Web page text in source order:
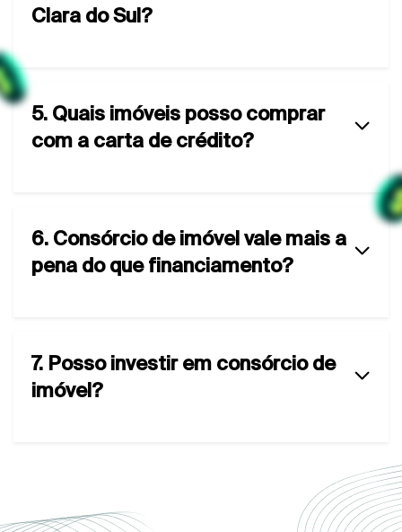
Clara do Sul?
5. Quais imóveis posso comprar
com a carta de crédito?
6. Consórcio de imóvel vale mais a
pena do que financiamento?
7. Posso investir em consórcio de
imóvel?